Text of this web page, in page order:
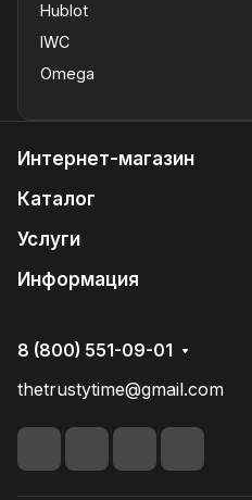
Hublot
IWC
Omega
Интернет-магазин
Каталог
Услуги
Информация
8 (800) 551-09-01
thetrustytime@gmail.com